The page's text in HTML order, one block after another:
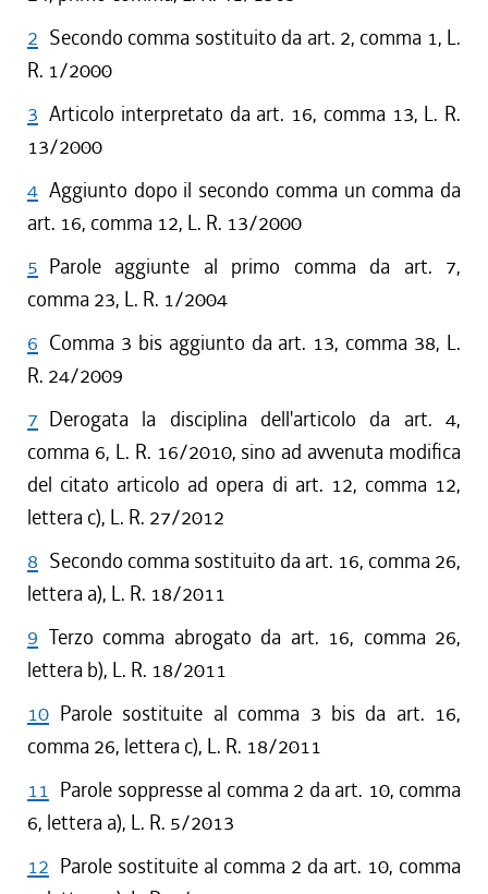
2 Secondo comma sostituito da art. 2, comma 1, L.
R. 1/2000
3 Articolo interpretato da art. 16, comma 13, L. R.
13/2000
4 Aggiunto dopo il secondo comma un comma da
art. 16, comma 12, L. R. 13/2000
5 Parole aggiunte al primo comma da art. 7,
comma 23, L. R. 1/2004
6 Comma 3 bis aggiunto da art. 13, comma 38, L.
R. 24/2009
7 Derogata la disciplina dell'articolo da art. 4,
comma 6, L. R. 16/2010, sino ad avvenuta modifica
del citato articolo ad opera di art. 12, comma 12,
lettera c), L. R. 27/2012
8 Secondo comma sostituito da art. 16, comma 26,
lettera a), L. R. 18/2011
9 Terzo comma abrogato da art. 16, comma 26,
lettera b), L. R. 18/2011
10 Parole sostituite al comma 3 bis da art. 16,
comma 26, lettera c), L. R. 18/2011
11 Parole soppresse al comma 2 da art. 10, comma
6, lettera a), L. R. 5/2013
12 Parole sostituite al comma 2 da art. 10, comma